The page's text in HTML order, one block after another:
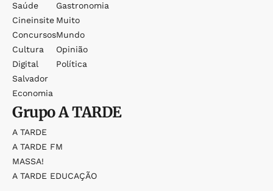
Saúde
Cineinsite
Concursos
Cultura
Digital
Salvador
Economia
Gastronomia
Muito
Mundo
Opinião
Política
GrupoA TARDE
A TARDE
A TARDE FM
MASSA!
A TARDE EDUCAÇÃO